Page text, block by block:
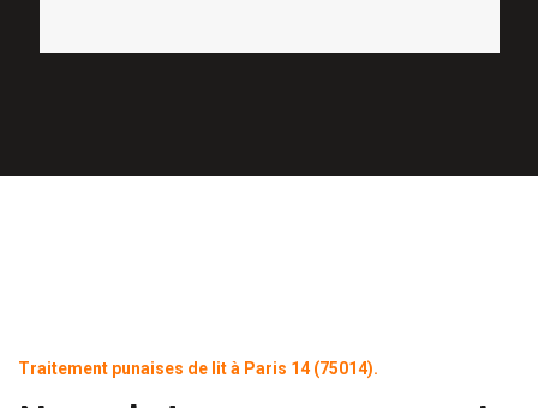
Traitement punaises de lit à Paris 14 (75014).